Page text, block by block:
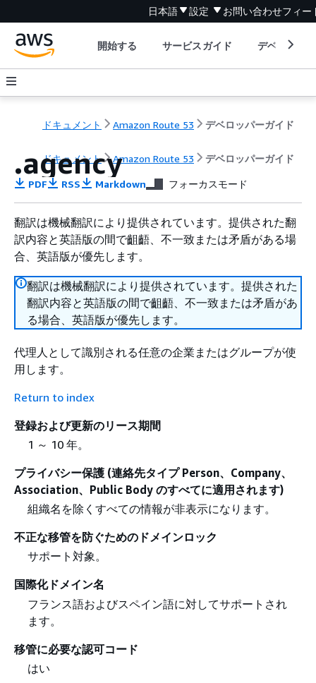
日本語 設定 お問い合わせフィー
開始する サービスガイド デベロッパ
ドキュメント Amazon Route 53 デベロッパーガイド
ドキュメント Amazon Route 53 デベロッパーガイド
.agency
PDF RSS Markdown フォーカスモード
翻訳は機械翻訳により提供されています。提供された翻
訳内容と英語版の間で齟齬、不一致または矛盾がある場
合、英語版が優先します。
翻訳は機械翻訳により提供されています。提供された
翻訳内容と英語版の間で齟齬、不一致または矛盾があ
る場合、英語版が優先します。
代理人として識別される任意の企業またはグループが使
用します。
Return to index
登録および更新のリース期間
1 ～ 10 年。
プライバシー保護 (連絡先タイプ Person、Company、
Association、Public Body のすべてに適用されます)
組織名を除くすべての情報が非表示になります。
不正な移管を防ぐためのドメインロック
サポート対象。
国際化ドメイン名
フランス語およびスペイン語に対してサポートされ
ます。
移管に必要な認可コード
はい